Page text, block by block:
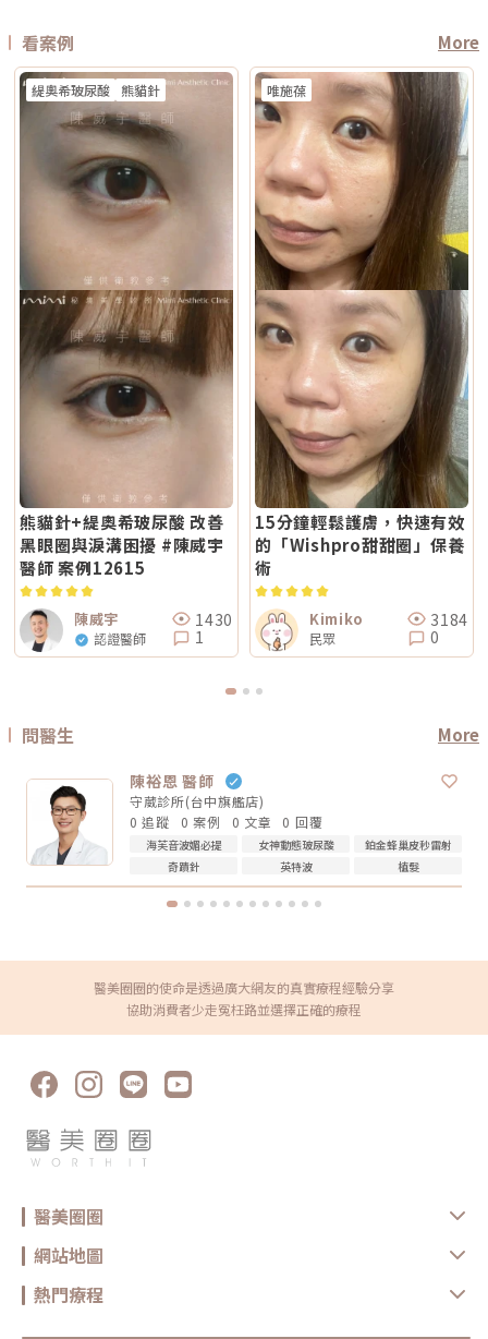
八歲者不建議未成年人接受此類治療，除非有醫療必要且經監護人與專業醫
雷射有什麼最大差別？Reepot 的能量作用以機械式震動為主，而非傳統以
熱破壞色素為核心的方式，因此對周邊組織較為溫和，修復期相對短。搭配
AI 智慧影像分析與低溫保護，可讓能量更集中在斑點本身，減少熱擴散造成
的紅腫或反黑風險。對於需要更加精準、可控的淺層色素改善者，是較新的
治療選擇。Q2：一次療程能看到效果嗎？需要做幾次比較理想？淺層曬
斑、雀斑在單次治療後多半能看到初步變化；但深層或混合型色素通常需要
多次治療，效果會以「循序淡化」的方式呈現。實際次數與間隔仍須依個人
膚況並由醫師評估調整。Q3：Reepot 是否有反黑風險？術後該注意什麼？
任何除斑型雷射都可能有反黑風險，但 Reepot 因熱傷害較低、加上冷卻系
統保護，發生率較低。術後的關鍵在於防曬和保濕，尤其治療後一週避免曝
曬、蒸氣、刺激性保養品。若依照術後指示照護，能大幅降低色素反應的機
會。Q4：敏感肌或薄皮膚適合做 Reepot 嗎？Reepot 的能量模式相對溫
和，加上冷卻保護，對敏感肌而言較為友善。但敏感肌的特性是屏障本身不
穩定，因此治療前仍需要專業檢視膚況，若正處於發炎、乾裂或紅敏期，建
議先穩定皮膚後再安排療程。Q5：做 Reepot 之後多久可以搭配其他醫美
療程？治療後皮膚需要時間恢復，因此若要搭配保濕導入、水光等溫和療
程，通常約 2～3 週即可視膚況安排；若是皮秒、飛梭、強效換膚或注射等
刺激性較高的項目，建議至少間隔 4 週再評估。適當的間隔能降低反黑與過
度刺激的風險，也讓後續療程效果更穩定。Q6：Reepot 的療程費用大約是
多少？Reepot 的價格會依照治療部位、所需的能量深度、是否搭配其他療
程以及整體規劃次數而有所差異。一般費用多落在一萬至三萬多元之間，但
實際金額仍需依個人斑點狀況與療程組合評估後才能確認。建議先安排諮
詢，由專業醫療人員確認膚況後提供最適合的治療方案與費用。Q7：
Reepot 術後的人工皮需要貼多久？Reepot 治療後會在局部覆蓋人工皮，
主要是保護剛治療的肌膚並協助屏障修復。人工皮不建議自行撕除，多數人
會在約兩週左右回診時，由醫療人員視膚況協助取下。人工皮脫落後，治療
部位的色素也會在這段期間逐漸代謝、變淡。斑點帶來的影響，往往不只是
外觀變化，更讓人感到氣色黯淡、不如以往。隨著醫美技術不斷推陳出新，
Reepot AI 時光雷射為色素治療帶來更精準、可控的方式，讓除斑不再停留
在效果難預測的時代。期望這篇文章能幫助你清楚掌握除斑方向與選擇，在
規劃療程時，也建議由專業醫師根據膚況量身評估，找到最適合、安全的改
善方式。★溫馨提醒★小編要提醒大家，醫療並非單純的商業交易，所有的
療程都伴隨著風險。因此，作為消費者應該謹慎選擇合適的醫療方案，以確
保安全與健康。
可以優先評估音波。 如果同時有鬆和垂：可以和醫師討論電音波搭配。這
也是為什麼現在很多醫師會用「複合式療程」來做規劃。不是每個人都只需
要一種療程，而是要看老化主要發生在哪一層，再決定適合電波、音波，還
是兩者搭配。電波音波可以一起打嗎？可以，但不是每個人都一定需要。電
波和音波作用原理不同，所以在醫師評估下，兩者確實可以搭配。常見做法
是用音波處理深層輪廓拉提，再用電波改善皮膚緊緻與膚質鬆弛，讓效果更
全面。不過，電音波不是「全部打越多越好」。發數、能量、施作順序、間
隔時間，都需要依照個人臉部條件設計。如果臉部脂肪偏少、皮膚偏薄、曾
做過其他療程，或是近期剛打過針劑，更要讓醫師完整評估，避免過度治
療。做電波音波前，要注意哪些事？第一，先判斷自己是哪一種老化問題在
選電波或音波前，先不要急著問「哪個比較好」，而是要先看自己的老化問
題屬於哪一種。臉部老化常見可分成四大類：組織鬆弛下垂、結構性凹陷、
皺紋形成、膚質老化。電波和音波主要處理的是「鬆弛與下垂」這一類問
題。電波偏向改善皮膚鬆弛、細紋與緊緻度；音波偏向改善輪廓下垂、嘴邊
肉與下顎線模糊。但如果是太陽穴凹陷、淚溝、臉頰凹陷這類結構性凹陷，
或是斑點、色素沉澱這類膚質問題，單靠電波或音波不一定能解決，需要搭
配其他療程評估。第二，不要只看價格，更要看療程規劃是否合理電波音波
的價格會受到儀器種類、探頭、發數、施作部位、能量設定與診所規劃影
響。價格便宜不一定不好，但如果只用價格做決定，很容易忽略真正重要的
事：這療程到底有沒有符合你的臉部狀況？同樣是音波，有人需要加強下顎
線，有人需要處理嘴邊肉；同樣是電波，有人重點在眼周細紋，有人重點在
臉頰鬆弛。規劃不同，效果自然也會不同。所以選療程時，不只要問「多少
錢」，也要問清楚：使用什麼儀器？施作哪些部位？大約發數或治療範圍怎
麼規劃？為什麼我的狀況適合這個療程？第三，確認儀器來源、探頭耗材與
施作人員電波音波屬於能量型醫美療程，安全性和儀器來源、探頭耗材、操
作經驗都有關。建議選擇前可以確認是否為合法原廠認證儀器、是否使用原
廠探頭或合規耗材，以及是否由合格專業醫療人員評估與操作。另外，醫師
的臉部解剖概念與美感判斷也很重要。因為電波音波不是「能量越強越
好」，而是要看你的皮膚厚度、脂肪量、鬆弛程度、臉型比例去調整。過度
治療不一定更漂亮，反而可能不自然或效果不如預期。第四，效果需要時
間，不要用術後當天判斷成敗電波和音波都是透過熱能刺激膠原蛋白反應，
不是做完當天就完成全部效果。部分人術後會先感覺皮膚變緊、輪廓比較
順，但真正的膠原蛋白新生與重組，通常需要數週到數月慢慢發生。所以做
完後不要急著用第一天的樣子判斷有沒有用，也不要因為短期內沒有巨大變
化就立刻否定療程。非侵入式拉提的特色通常是漸進、自然，而不是突然大
幅改變。第五，不要期待一次療程解決所有老化問題臉部老化不是只有皮膚
鬆而已，還可能包含膠原蛋白流失、脂肪位移、骨架支撐變弱、皮膚厚度改
變等不同層次的問題。電波可以改善皮膚緊緻度與膚質，音波可以幫助輪廓
拉提與深層支撐，但它們不一定能取代針劑、填充、雷射、手術或其他療
程。比較正確的觀念是：電波音波不是萬能療程，而是抗老規劃中的一部
分。真正適合你的方式，應該要根據你的老化程度、臉部條件、預算與期待
效果一起評估。電波音波常見問題 FAQQ1：電波跟音波哪個比較痛？不一
感。不過疼痛感會受到能量設定、施作部位、個人耐受度、儀器種類影響，
可能會有短暫泛紅、腫脹、痠感或觸痛，通常會逐漸緩解。實際狀況仍需依
已經有明顯輪廓下垂，也可以和醫師討論音波。但年齡不是唯一標準，皮膚
厚度、脂肪量、鬆弛程度更重要。Q4：電波音波可以取代拉皮手術嗎？不
能完全取代。電波音波適合輕度到中度鬆弛，屬於非侵入式抗老療程。如果
是非常明顯的皮膚鬆垂或組織下滑，仍可能需要評估手術或其他治療方式。
Q5：電波音波多久做一次？每個人的老化程度、儀器種類、能量設定和維
持需求不同，沒有固定答案。一般會由醫師依照膚況、年齡、預算與期待效
果規劃，不建議自己照網路頻率硬套。搞懂電波跟音波的差別，才能選對適
合自己的療程電波跟音波都是常見的非侵入式抗老療程，但它們不是誰取代
誰，也不是誰一定比較好。圈圈提醒，做療程前不要只看網路心得，也不要
先對！★溫馨提醒★小編要提醒大家，醫療並非單純的商業交易，所有的療
程都伴隨著風險。因此，作為消費者應該謹慎選擇合適的醫療方案，以確保
安全與健康。
容積式加熱 療程定位 膚質、細緻、緊緻並重 輪廓、拉提、緊實為主 適合族
冷卻技術 五階七段冷卻系統 分段噴灑冷媒 探頭 雅典娜探頭：臉部 宙斯探
頭：身體 愛神探頭：眼周 紫鑽探頭：臉/四肢 碧眼探頭：眼周 藍鑽探頭：
臉/四肢 黃金探頭：身體 疼痛感 多數定位為較舒適型 但仍因人而異 感受通
常較明顯，但依能量、部位與個人耐受度不同 常見效果感受 膚質變細、臉
想加強緊緻、抗老、輪廓型 原理差異：單極、雙極到底是什麼？很多人看
到「單極」、「雙極」會覺得很難懂，其實可以用生活化的方式理解。單極
電波：像是把熱能傳遞到較深、較廣的範圍，主要作用於較深層皮膚組織
（以真皮層為主），常被用於緊緻與支撐感相關需求。鳳凰電波即屬於單極
射頻應用。雙極電波：則是將能量集中在兩個電極之間，作用範圍相對較
淺，較常被用於膚質細緻、表層改善等需求。無雙電波的特色，在於將單極
與雙極兩種模式結合於同一療程設計中。根據官方資料，DENSITY 可透過
不同射頻模式，將能量分別作用於深層與淺層皮膚。因此，兩者並不是「誰
比較高級」，而是設計邏輯不同。若主要需求為輪廓拉提與緊緻，單極射頻
為主的療程通常較符合需求；若希望同時兼顧膚質細緻與輕度緊緻，複合式
電波療程則可能更具彈性。效果差異：拉提感、緊緻感、膚質感不一樣1. 拉
提感如果你的主要困擾是「臉部鬆弛」、「下顎線不清楚」或「嘴邊肉變明
顯」，鳳凰電波通常是較常被討論的選項之一。其應用多與輪廓緊緻與鬆弛
改善相關，常見於臉部、眼周與身體的緊緻與平滑需求。2. 膚質感如果你的
問題不是明顯鬆弛，而是「皮膚看起來粗」、「毛孔明顯」、「妝感不服
貼」或整體氣色較疲累，無雙電波的複合式能量設計相對較符合這類需求。
除了緊緻效果外，也常被用於膚質細緻與整體質感提升，因此常被市場定位
為入門型抗老或精緻型電波療程。3. 自然度兩者都屬於非侵入式療程，因此
通常不會像手術或填充療程一樣產生立即的結構性改變，效果多半呈現為漸
進式、自然型。常見的效果訴求差異在於：鳳凰電波多偏向輪廓線條與緊緻
感的提升；無雙電波則較偏向整體膚質細緻、緊實與光澤感的改善。哪一種
比較痛？無雙電波真的比較不痛嗎？疼痛感是很多人選療程時最在意的問
題。以療程設計來看，鳳凰電波因為以單極射頻為主，能量感通常會比較明
顯。部分人會形容為熱、刺、酸、脹，尤其在骨感較明顯或皮膚較薄的位
置，感受可能更強。無雙電波則因為設計上有SAC智能冷卻系統與RIC即時
阻抗偵測補償系統等設計，因此為舒適度較高的電波療程。但這裡要講清
楚：不痛不代表完全沒感覺，舒適也不代表每個人都一樣。疼痛感會受到很
多因素影響，包括： 個人耐痛程度 施作部位 能量設定 是否敷麻 醫師手法
皮膚厚薄與骨感程度 當天身體狀態所以比較精準的說法是：無雙電波通常
被定位為舒適度較佳；鳳凰電波能量感通常較明顯。但實際感受仍需依個人
狀況而定。常見迷思一：鳳凰電波一定比無雙電波強嗎？不一定。「強」要
看你指的是哪一種強。如果說的是深層拉提、輪廓緊緻，鳳凰電波確實是經
典代表。但如果是膚質、細緻度、毛孔與整體保養感，無雙電波可能更符合
期待。這就像健身一樣，重訓和瑜伽都能讓身體變好，但目標不同。你想練
程，不是找「最紅的」，而是找「最符合目前需求的」。常見迷思二：電波
做完會立刻小臉嗎？很多人期待電波做完臉馬上小一圈，但這個期待需要調
刺激皮膚組織緊緻與膠原重塑，因此效果通常是逐步變化。有些人做完會覺
得臉比較緊、線條比較順，但真正的膠原變化通常需要時間。Thermage 官
「瞬間換臉」而是「慢慢變緊、變順、變精緻」做電波前需要注意什麼？無
論選無雙電波或鳳凰電波，療程前都建議注意以下幾點： 近期是否懷孕或
哺乳 是否有心律調節器或植入式電子裝置 施作區域是否有金屬植入物 是否
有嚴重皮膚發炎、傷口或感染 近期是否做過其他醫美療程 是否有蟹足腫或
特殊體質 是否正在服用影響皮膚修復的藥物這些資訊都應在諮詢時主動告
知醫療院所，即便是非侵入式療程，也不是每個人都適合做。做完電波後怎
麼保養？電波療程後，多數人不需要長時間恢復期，但仍建議做好基礎照
護： 加強保濕 避免過度去角質 做好防曬 短期內避免高溫環境，例如三溫
暖、烤箱 避免同時疊加刺激性保養品 依照院所指示安排回診或追蹤如果出
鳳凰電波偏向輪廓拉提與深層緊實。選擇重點應該是你的需求，而不是單看
療程定位不同，並非互相取代關係。若主要需求是膚質與輕度緊緻，無雙電
波可能適合；若主要需求是明顯輪廓拉提，鳳凰電波仍有其定位。Q3：無
雙電波適合年輕人嗎？若已開始出現膚質粗糙、毛孔、細紋或輕微鬆弛，無
雙電波可作為早期保養型選項。不過仍建議由專業醫師評估是否真的需要施
保養方式、能量設定與個人體質不同而有差異。多數電波療程並非永久效
果，通常需要定期保養。Q5：做完電波可以馬上化妝嗎？多數情況下恢復
期不長，但實際仍需依個人膚況與療程反應而定。若出現泛紅、敏感或熱
護。選對療程，比跟風更重要無雙電波與鳳凰電波各有優勢，前者偏向細緻
膚質與自然緊緻，後者則更聚焦在輪廓拉提與深層抗老。與其問「哪一個比
較厲害」，不如先釐清自己最在意的是膚質、鬆弛、輪廓，還是整體老化
時，也建議選擇原廠認證或合法合格的醫療院所，確認設備來源、探頭是否
為原廠正貨，以及操作人員是否具備相關經驗，這些都是影響療程安全與效
合自己的選擇。建議在施作前，先與專業醫療院所充分諮詢，了解自身膚
況、期待效果與可能限制，再做出更安心的決定。真正理想的變美，不是追
自信。鳳凰電波原廠認證診所：https://www.thermageflx.co/無雙電波原
廠認證診所：https://asia-density.com/map★溫馨提醒★小編要提醒大
https://www.instagram.com/drdeungskinclinic/張英睿皮膚專科診所地
址：新北市板橋區文化路一段118號電話：(02)-2250-6065LINE：
@xat.0000195926.1nzhttps://page.line.me/xat.0000195926.1nz?
openQrModal=true
看案例 More
緹奧希玻尿酸 熊貓針
熊貓針+緹奧希玻尿酸 改善
黑眼圈與淚溝困擾 #陳威宇
醫師 案例12615
陳威宇
認證醫師
1430
1
唯施葆
15分鐘輕鬆護膚，快速有效
的「Wishpro甜甜圈」保養
術
Kimiko
民眾
3184
0
問醫生 More
陳裕恩 醫師
守葳診所(台中旗艦店)
0 追蹤
0 案例 0 文章 0 回覆
海芙音波媚必提 女神動態玻尿酸
鉑金蜂巢皮秒雷射
奇蹟針
英特波 植髮
醫美圈圈的使命是透過廣大網友的真實療程經驗分享
協助消費者少走冤枉路並選擇正確的療程
醫美圈圈
網站地圖
熱門療程